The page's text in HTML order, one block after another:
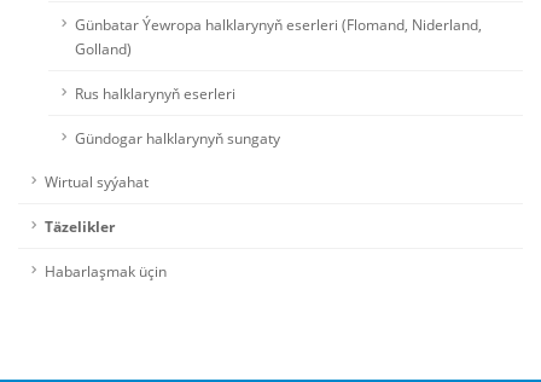
Günbatar Ýewropa halklarynyň eserleri (Flomand, Niderland,
Golland)
Rus halklarynyň eserleri
Gündogar halklarynyň sungaty
Wirtual syýahat
Täzelikler
Habarlaşmak üçin